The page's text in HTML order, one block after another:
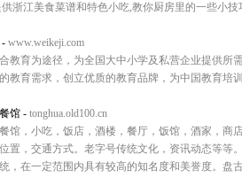
浙江美食菜谱和特色小吃,教你厨房里的一些小技
- www.weikeji.com
教育为途径，为全国大中小学及私营企业提供
教育需求，创立优质的教育品牌，为中国教育培
馆 - tonghua.old100.cn
馆，小吃，饭店，酒楼，餐厅，饭馆，酒家，
置，交通方式。老字号传统文化，资讯动态等等
，在一定范围内具有较高的知名度和美誉度。盘